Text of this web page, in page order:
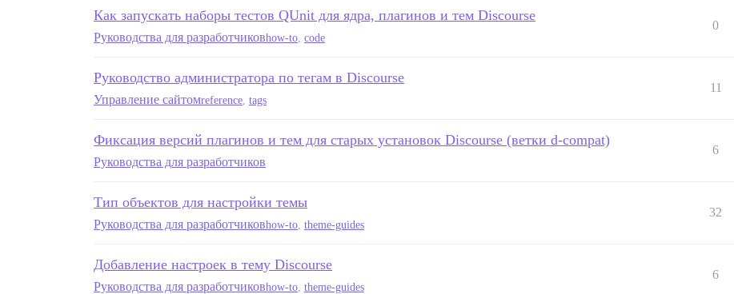
Как запускать наборы тестов QUnit для ядра, плагинов и тем Discourse
Руководства для разработчиковhow-to code
0
Руководство администратора по тегам в Discourse
Управление сайтомreference tags
11
Фиксация версий плагинов и тем для старых установок Discourse (ветки d-compat)
Руководства для разработчиков
6
Тип объектов для настройки темы
Руководства для разработчиковhow-to theme-guides
32
Добавление настроек в тему Discourse
Руководства для разработчиковhow-to theme-guides
6